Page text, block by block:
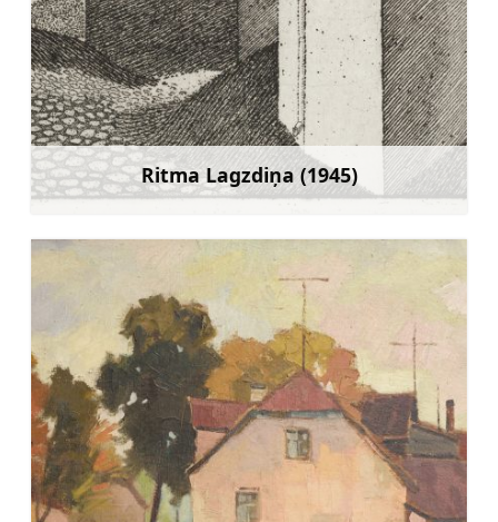
Ritma Lagzdiņa (1945)
Mehr